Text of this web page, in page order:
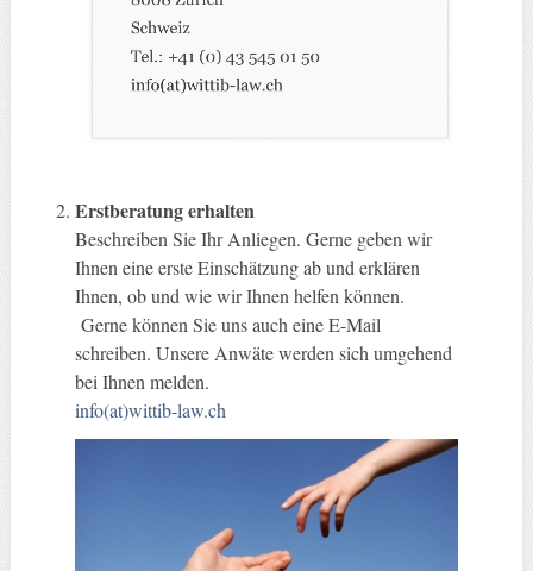
Erstberatung erhalten
Beschreiben Sie Ihr Anliegen. Gerne geben wir
Ihnen eine erste Einschätzung ab und erklären
Ihnen, ob und wie wir Ihnen helfen können.
Gerne können Sie uns auch eine E-Mail
schreiben. Unsere Anwäte werden sich umgehend
bei Ihnen melden.
info(at)wittib-law.ch